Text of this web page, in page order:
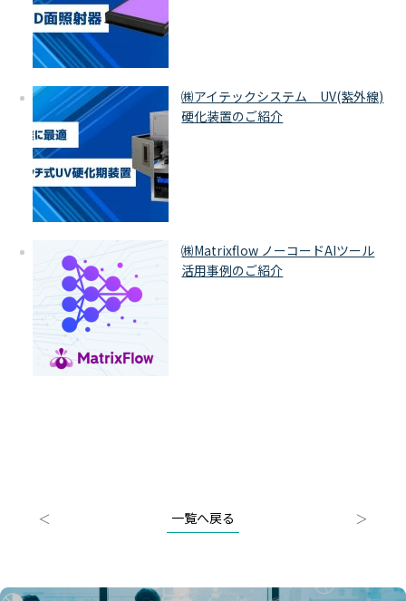
㈱アイテックシステム UV(紫外線)
硬化装置のご紹介
㈱Matrixflow ノーコードAIツール
活用事例のご紹介
＜ 一覧へ戻る ＞